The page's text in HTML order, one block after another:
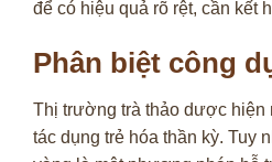
để có hiệu quả rõ rệt, cần kết
Phân biệt công
Thị trường trà thảo dược hiện
tác dụng trẻ hóa thần kỳ. Tuy